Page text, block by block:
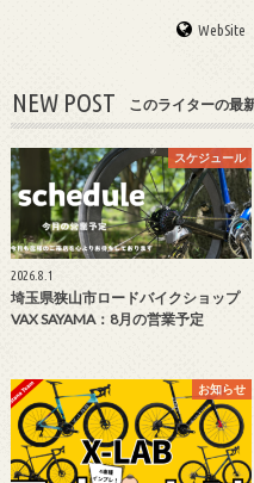
WebSite
NEW POST このライターの最
スケジュール
2026.8.1
埼玉県狭山市ロードバイクショップ
VAX SAYAMA：8月の営業予定
お知らせ